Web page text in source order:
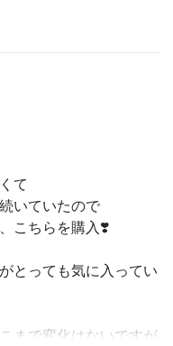
て
いていたので
こちらを購入❣️
とっても気に入ってい
まで変化はないですが